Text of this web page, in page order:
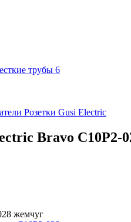
трубы 6
Розетки Gusi Electric
Bravo С10Р2-
жемчуг